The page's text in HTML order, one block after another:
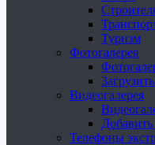
Туризм
Фотогалерея
Видеогалерея
Телефоны